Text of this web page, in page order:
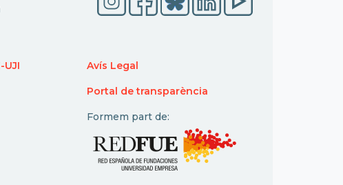
UJI Avís Legal
Portal de transparència
Formem part de: